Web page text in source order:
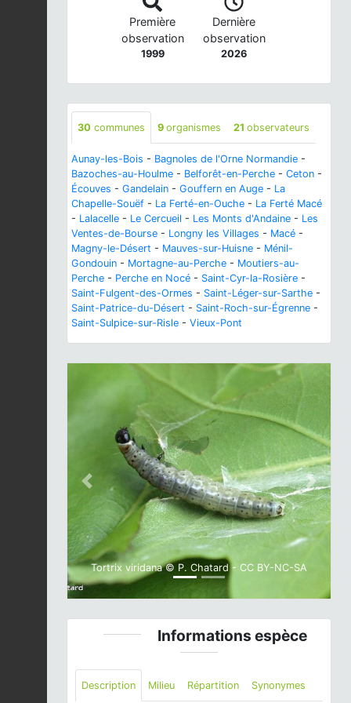
Première
observation
1999
Dernière
observation
2026
30 communes 9 organismes 21 observateurs
Aunay-les-Bois - Bagnoles de l'Orne Normandie -
Bazoches-au-Houlme - Belforêt-en-Perche - Ceton -
Écouves - Gandelain - Gouffern en Auge - La
Chapelle-Souëf - La Ferté-en-Ouche - La Ferté Macé
- Lalacelle - Le Cercueil - Les Monts d'Andaine - Les
Ventes-de-Bourse - Longny les Villages - Macé -
Magny-le-Désert - Mauves-sur-Huisne - Ménil-
Gondouin - Mortagne-au-Perche - Moutiers-au-
Perche - Perche en Nocé - Saint-Cyr-la-Rosière -
Saint-Fulgent-des-Ormes - Saint-Léger-sur-Sarthe -
Saint-Patrice-du-Désert - Saint-Roch-sur-Égrenne -
Saint-Sulpice-sur-Risle - Vieux-Pont
Tortrix viridana © P. Chatard - CC BY-NC-SA
Previous Next
Informations espèce
Description Milieu Répartition Synonymes